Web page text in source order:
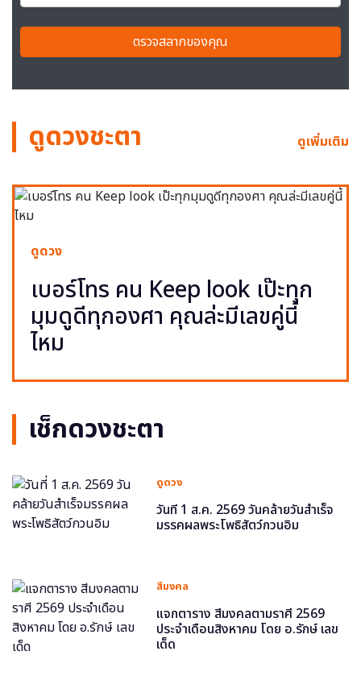
ตรวจสลากของคุณ
ดูดวงชะตา ดูเพิ่มเติม
ดูดวง
เบอร์โทร คน Keep look เป๊ะทุก
มุมดูดีทุกองศา คุณล่ะมีเลขคู่นี้
ไหม
เช็กดวงชะตา
ดูดวง
วันที่ 1 ส.ค. 2569 วันคล้ายวันสำเร็จ
มรรคผลพระโพธิสัตว์กวนอิม
สีมงคล
แจกตาราง สีมงคลตามราศี 2569
ประจำเดือนสิงหาคม โดย อ.รักษ์ เลข
เด็ด